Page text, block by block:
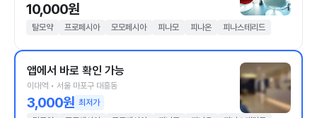
10,000원
탈모약 프로페시아 모모페시아 피나모 피나온 피나스테리드
앱에서 바로 확인 가능
이대역 • 서울 마포구 대흥동
3,000원 최저가